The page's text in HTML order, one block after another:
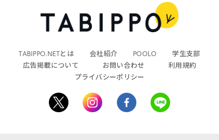
TABIPPO.NETとは 会社紹介 POOLO
学生支部
広告掲載について
お問い合わせ
利用規約
プライバシーポリシー